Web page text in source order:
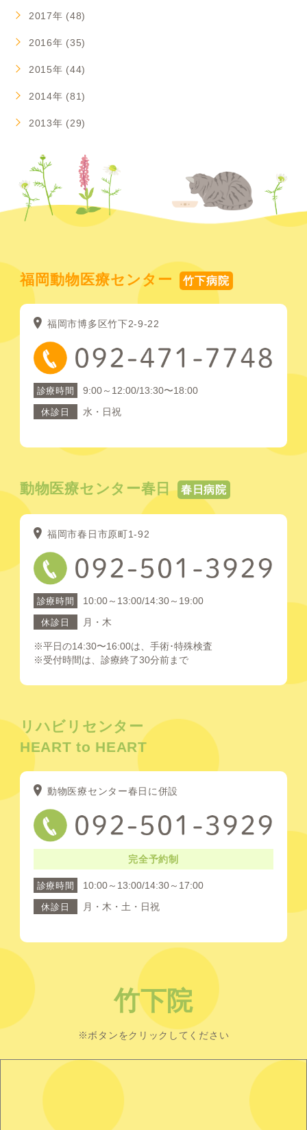
2017年 (48)
2016年 (35)
2015年 (44)
2014年 (81)
2013年 (29)
福岡動物医療センター 竹下病院
福岡市博多区竹下2-9-22
診療時間 9:00～12:00/13:30〜18:00
休診日 水・日祝
動物医療センター春日 春日病院
福岡市春日市原町1-92
診療時間 10:00～13:00/14:30～19:00
休診日 月・木
※平日の14:30〜16:00は、手術･特殊検査
※受付時間は、診療終了30分前まで
リハビリセンター
HEART to HEART
動物医療センター春日に併設
完全予約制
診療時間 10:00～13:00/14:30～17:00
休診日 月・木・土・日祝
竹下院
※ボタンをクリックしてください